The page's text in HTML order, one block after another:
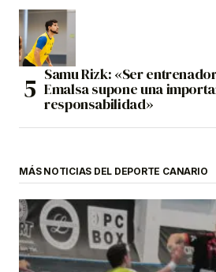
Samu Rizk: «Ser
Emalsa supone una
responsabilidad»
MÁS NOTICIAS DEL DEPORTE CANARIO